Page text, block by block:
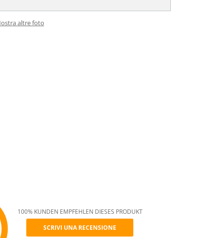
altre foto
100% KUNDEN EMPFEHLEN DIESES PRODUKT
SCRIVI UNA RECENSIONE